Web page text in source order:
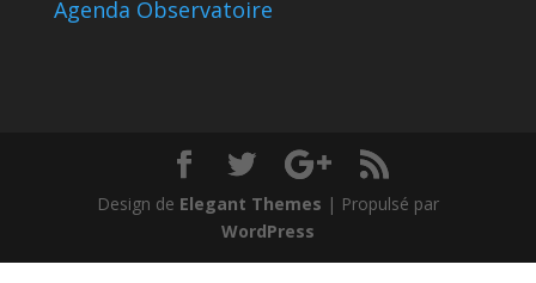
Agenda Observatoire
Design de Elegant Themes | Propulsé par
WordPress